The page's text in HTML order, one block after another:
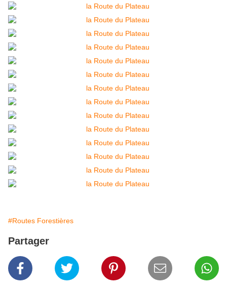
#Routes Forestières
Partager